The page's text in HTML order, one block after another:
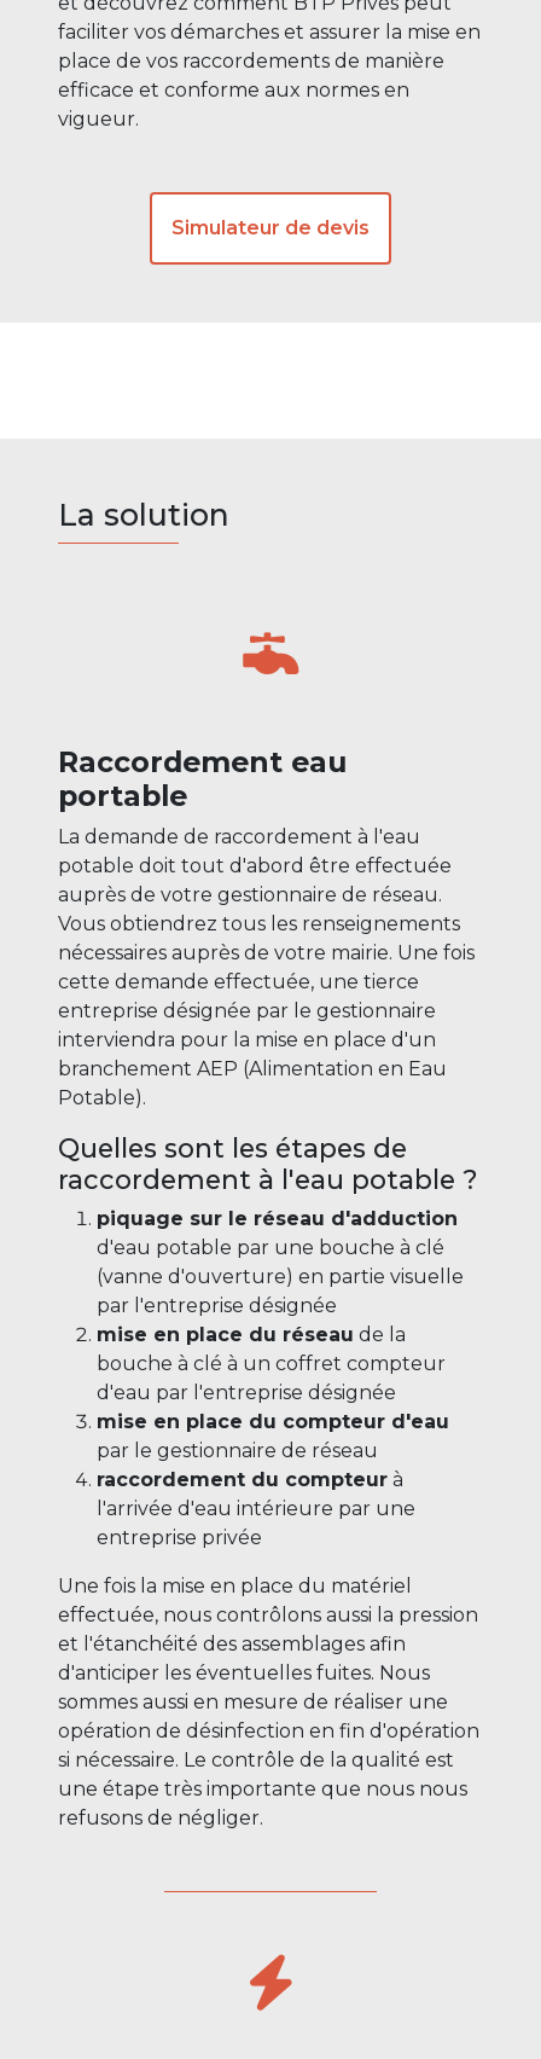
faciliter vos démarches et assurer la mise en
place de vos raccordements de manière
efficace et conforme aux normes en
vigueur.
Simulateur de devis
La solution
Raccordement eau
portable
La demande de raccordement à l'eau
potable doit tout d'abord être effectuée
auprès de votre gestionnaire de réseau.
Vous obtiendrez tous les renseignements
nécessaires auprès de votre mairie. Une fois
cette demande effectuée, une tierce
entreprise désignée par le gestionnaire
interviendra pour la mise en place d'un
branchement AEP (Alimentation en Eau
Potable).
Quelles sont les étapes de
raccordement à l'eau potable ?
piquage sur le réseau d'adduction
d'eau potable par une bouche à clé
(vanne d'ouverture) en partie visuelle
par l'entreprise désignée
mise en place du réseau de la
bouche à clé à un coffret compteur
d'eau par l'entreprise désignée
mise en place du compteur d'eau
par le gestionnaire de réseau
raccordement du compteur à
l'arrivée d'eau intérieure par une
entreprise privée
Une fois la mise en place du matériel
effectuée, nous contrôlons aussi la pression
et l'étanchéité des assemblages afin
d'anticiper les éventuelles fuites. Nous
sommes aussi en mesure de réaliser une
opération de désinfection en fin d'opération
si nécessaire. Le contrôle de la qualité est
une étape très importante que nous nous
refusons de négliger.